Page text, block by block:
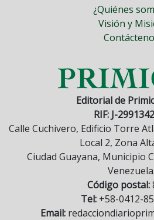
¿Quiénes
Visión y
Editorial de
RIF: J-
Calle Cuchivero, Edificio Torre
Local 2, Zona
Ciudad Guayana, Municipio
Venezuela.
Código postal:
Tel:+58-0412-
Email: